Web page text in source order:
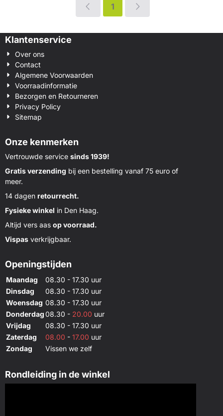
1
Klantenservice
Over ons
Contact
Algemene Voorwaarden
Voorraadinformatie
Bezorgen en Retourneren
Privacy Policy
Sitemap
Onze kenmerken
Vertrouwde service sinds 1939!
Gratis verzending bij een bestelling vanaf 75 euro of
meer.
14 dagen retourrecht.
Fysieke winkel in Den Haag.
Altijd vers aas op voorraad.
Vispas verkrijgbaar.
Openingstijden
Maandag
08.30 - 17.30 uur
Dinsdag
08.30 - 17.30 uur
Woensdag 08.30 - 17.30 uur
Donderdag08.30 - 20.00 uur
Vrijdag
08.30 - 17.30 uur
Zaterdag
08.00 - 17.00 uur
Zondag
Vissen we zelf
Rondleiding in de winkel